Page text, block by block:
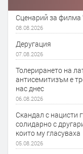
Сценарий за филма
08.08.2026
Деругация
07.08.2026
Толерирането на
антисемитизъм е
нас днес
06.08.2026
Скандал с нацисти
солидарно с
които му гласуваха
05.08.2026